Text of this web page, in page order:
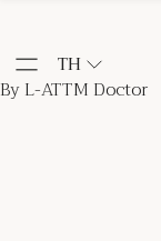
TH
By L-ATTM Doctor